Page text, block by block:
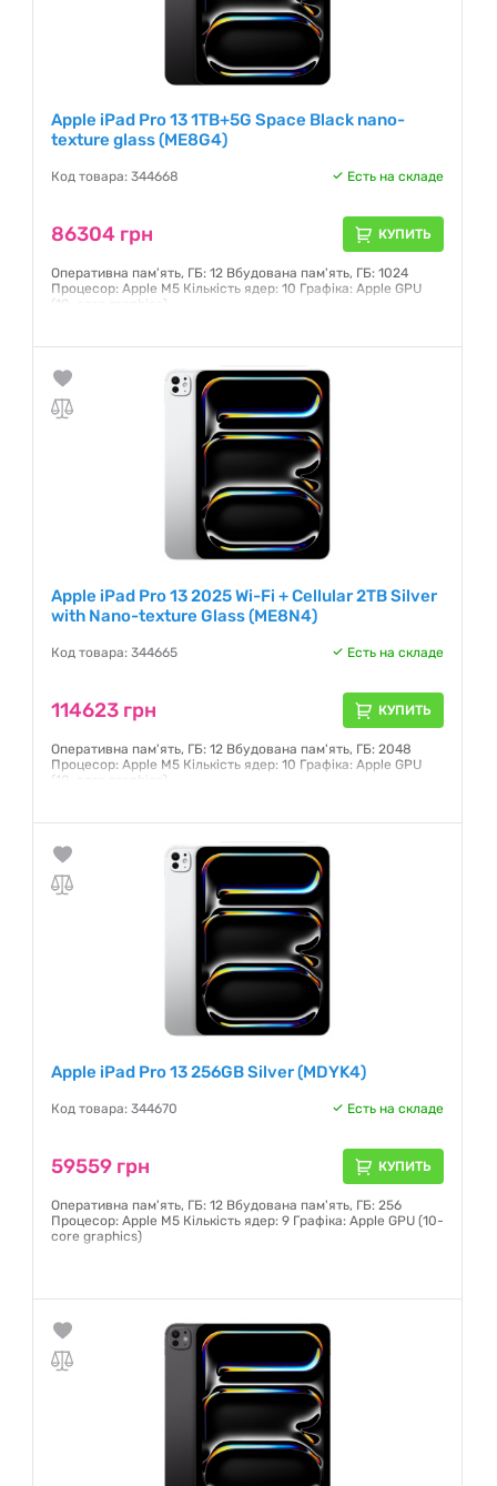
Apple iPad Pro 13 1TB+5G Space Black nano-
texture glass (ME8G4)
Код товара: 344668 Есть на складе
86304 грн КУПИТЬ
Оперативна пам'ять, ГБ: 12 Вбудована пам'ять, ГБ: 1024
Процесор: Apple M5 Кількість ядер: 10 Графіка: Apple GPU
(10-core graphics)
Apple iPad Pro 13 2025 Wi-Fi + Cellular 2TB Silver
with Nano-texture Glass (ME8N4)
Код товара: 344665 Есть на складе
114623 грн КУПИТЬ
Оперативна пам'ять, ГБ: 12 Вбудована пам'ять, ГБ: 2048
Процесор: Apple M5 Кількість ядер: 10 Графіка: Apple GPU
(10-core graphics)
Apple iPad Pro 13 256GB Silver (MDYK4)
Код товара: 344670 Есть на складе
59559 грн КУПИТЬ
Оперативна пам'ять, ГБ: 12 Вбудована пам'ять, ГБ: 256
Процесор: Apple M5 Кількість ядер: 9 Графіка: Apple GPU (10-
core graphics)